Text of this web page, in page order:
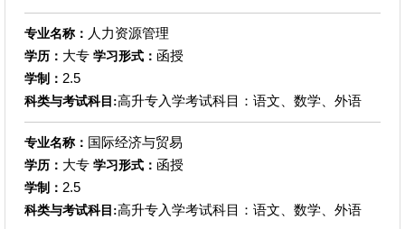
专业名称： 人力资源管理
学历： 大专 学习形式： 函授
学制： 2.5
科类与考试科目:高升专入学考试科目：语文、数学、外语
专业名称： 国际经济与贸易
学历： 大专 学习形式： 函授
学制： 2.5
科类与考试科目:高升专入学考试科目：语文、数学、外语